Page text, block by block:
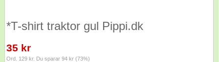
*T-shirt traktor gul Pippi.dk
35 kr
Ord. 129 kr. Du sparar 94 kr (73%)